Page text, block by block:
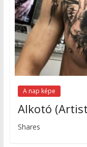
A nap képe
Alkotó
Shares